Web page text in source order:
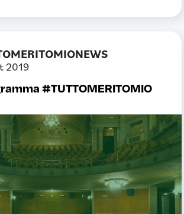
2019
#TUTTOMERITOMIO